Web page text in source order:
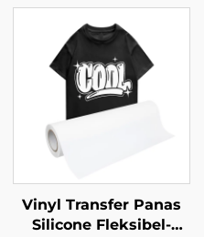
Transfer Panas untuk
Printer DTF Epson
I3200 I1600 Xp600 1390
4720 Tx800 Head
Vinyl Transfer Panas
Silicone Fleksibel-